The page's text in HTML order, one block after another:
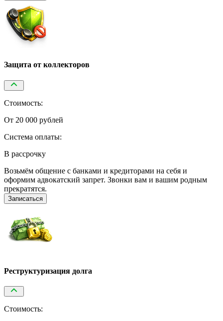
Защита от коллекторов
Стоимость:
От 20 000 рублей
Система оплаты:
В рассрочку
Возьмём общение с банками и кредиторами на себя и
оформим адвокатский запрет. Звонки вам и вашим родным
прекратятся.
Записаться
Реструктуризация долга
Стоимость: